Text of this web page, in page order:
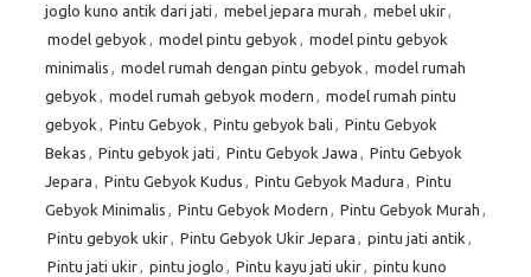
joglo kuno antik dari jati , mebel jepara murah , mebel ukir,
model gebyok , model pintu gebyok , model pintu gebyok
minimalis , model rumah dengan pintu gebyok , model rumah
gebyok , model rumah gebyok modern , model rumah pintu
gebyok , Pintu Gebyok , Pintu gebyok bali , Pintu Gebyok
Bekas , Pintu gebyok jati , Pintu Gebyok Jawa , Pintu Gebyok
Jepara , Pintu Gebyok Kudus , Pintu Gebyok Madura , Pintu
Gebyok Minimalis , Pintu Gebyok Modern , Pintu Gebyok Murah ,
Pintu gebyok ukir, Pintu Gebyok Ukir Jepara , pintu jati antik ,
Pintu jati ukir, pintu joglo , Pintu kayu jati ukir, pintu kuno